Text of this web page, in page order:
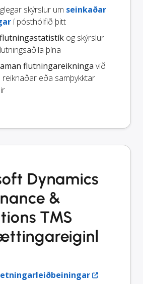
skýrslur um seinkaðar
í pósthólfið þitt
flutningastatistík og skýrslur
þína
flutningareikninga við
eða samþykktar
Dynamics
&
TMS